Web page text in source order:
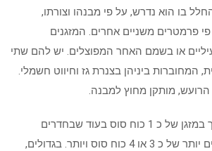
בו הוא נדרש, על פי מבנהו וצורתו,
פי פרמטרים משניים אחרים. המזגנים
או בשמם האחר המפוצלים. יש להם שתי
המחוברות ביניהן בצנרת גז וחיווט חשמלי.
מותקן מחוץ למבנה.
עבור חדר קטן יש צורך במזגן של כ 1 כוח סוס בעוד שבחדרים
גדולים יש צורך בגדולים יותר של כ 3 או 4 כוח סוס ויותר. בגדולים,